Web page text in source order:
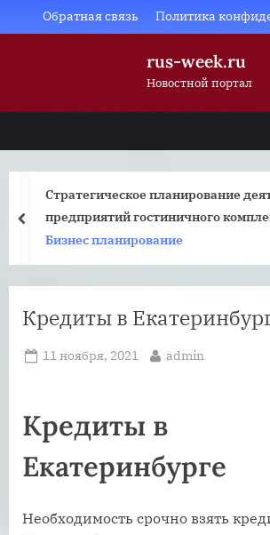
to
Обратная связь Политика
rus-week.ru
Новостной портал
Стратегическое планирование
предприятий гостиничного
Людмила Владимировна
Бизнес планирование
prev
Кредиты в
Posted
11 ноября, 2021 By
admin
Кредиты в
Екатеринбурге
Необходимость срочно взять